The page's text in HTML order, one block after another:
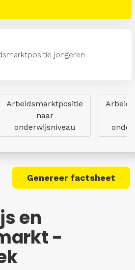
jongeren
Arbeidsmarktpositie
naar
onderwijsniveau
Genereer factsheet
en
-